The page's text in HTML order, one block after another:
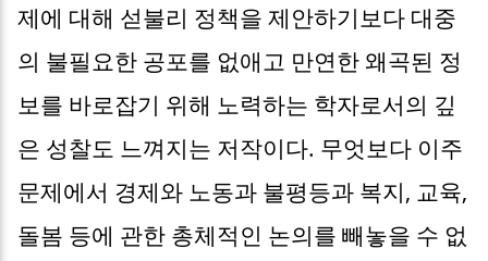
제에 대해 섣불리 정책을 제안하기보다 대중
의 불필요한 공포를 없애고 만연한 왜곡된 정
보를 바로잡기 위해 노력하는 학자로서의 깊
은 성찰도 느껴지는 저작이다. 무엇보다 이주
문제에서 경제와 노동과 불평등과 복지, 교육,
돌봄 등에 관한 총체적인 논의를 빼놓을 수 없